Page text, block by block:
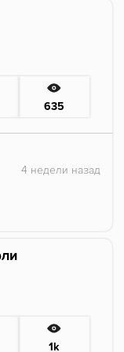
как и
табак даже
опыт,
635
но до
едкий
приятное
1k